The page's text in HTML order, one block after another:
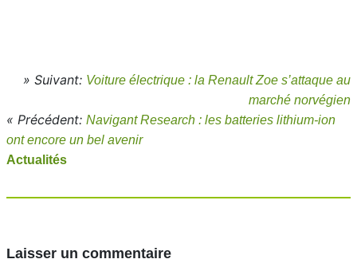
» Suivant: Voiture électrique : la Renault Zoe s’attaque au
marché norvégien
« Précédent: Navigant Research : les batteries lithium-ion
ont encore un bel avenir
Actualités
Laisser un commentaire